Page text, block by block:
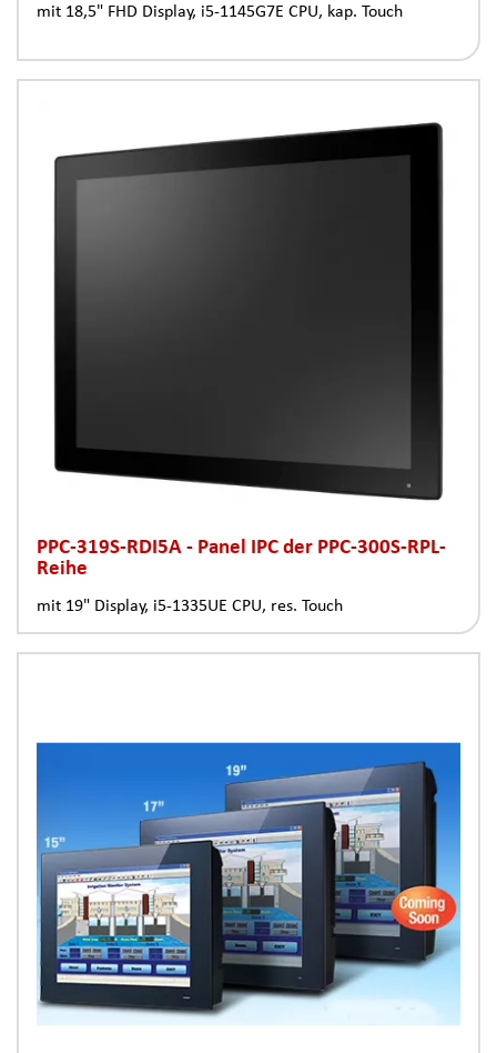
mit 18,5" FHD Display, i5-1145G7E CPU, kap. Touch
PPC-319S-RDI5A - Panel IPC der PPC-300S-RPL-
Reihe
mit 19" Display, i5-1335UE CPU, res. Touch